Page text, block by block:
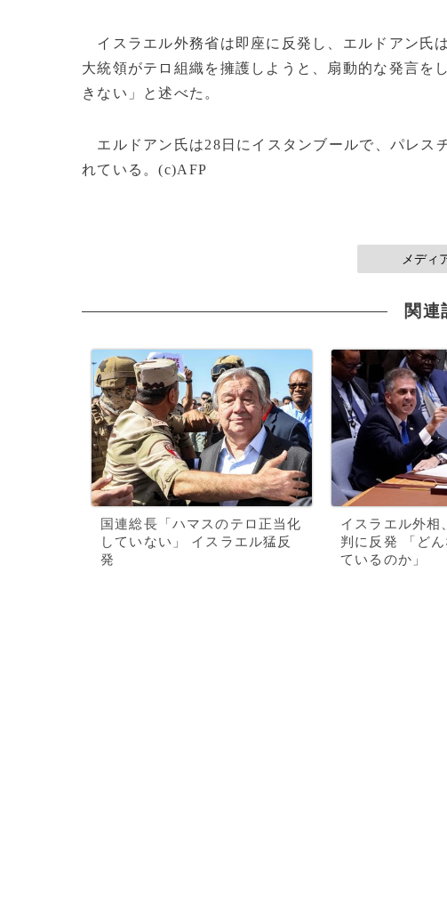
イスラエル外務省は即座に反発し、エルドアン氏
大統領がテロ組織を擁護しようと、扇動的な発言を
きない」と述べた。
エルドアン氏は28日にイスタンブールで、パレス
れている。(c)AFP
メディ
関連
国連総長「ハマスのテロ正当化
していない」 イスラエル猛反
発
イスラエル外相
判に反発 「ど
ているのか」